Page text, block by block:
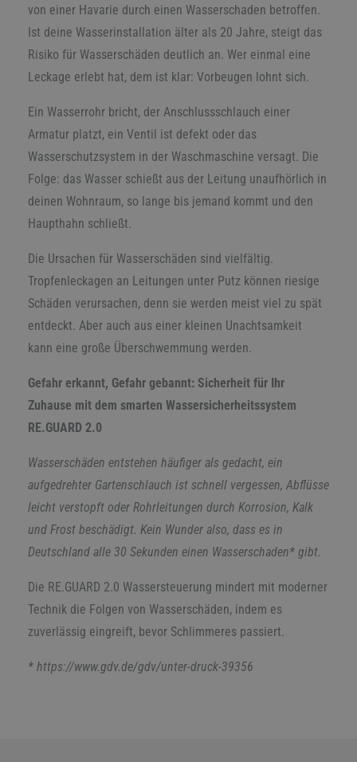
von einer Havarie durch einen Wasserschaden betroffen.
Ist deine Wasserinstallation älter als 20 Jahre, steigt das
Risiko für Wasserschäden deutlich an. Wer einmal eine
Leckage erlebt hat, dem ist klar: Vorbeugen lohnt sich.
Ein Wasserrohr bricht, der Anschlussschlauch einer
Armatur platzt, ein Ventil ist defekt oder das
Wasserschutzsystem in der Waschmaschine versagt. Die
Folge: das Wasser schießt aus der Leitung unaufhörlich in
deinen Wohnraum, so lange bis jemand kommt und den
Haupthahn schließt.
Die Ursachen für Wasserschäden sind vielfältig.
Tropfenleckagen an Leitungen unter Putz können riesige
Schäden verursachen, denn sie werden meist viel zu spät
entdeckt. Aber auch aus einer kleinen Unachtsamkeit
kann eine große Überschwemmung werden.
Gefahr erkannt, Gefahr gebannt: Sicherheit für Ihr
Zuhause mit dem smarten Wassersicherheitssystem
RE.GUARD 2.0
Wasserschäden entstehen häufiger als gedacht, ein
aufgedrehter Gartenschlauch ist schnell vergessen, Abflüsse
leicht verstopft oder Rohrleitungen durch Korrosion, Kalk
und Frost beschädigt. Kein Wunder also, dass es in
Deutschland alle 30 Sekunden einen Wasserschaden* gibt.
Die RE.GUARD 2.0 Wassersteuerung mindert mit moderner
Technik die Folgen von Wasserschäden, indem es
zuverlässig eingreift, bevor Schlimmeres passiert.
* https://www.gdv.de/gdv/unter-druck-39356